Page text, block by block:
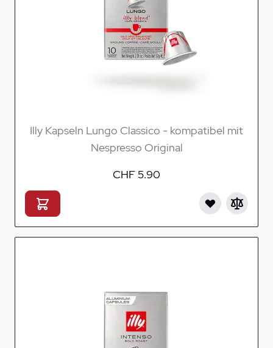
Illy Kapseln Lungo Classico - kompatibel mit
Nespresso Original
CHF 5.90